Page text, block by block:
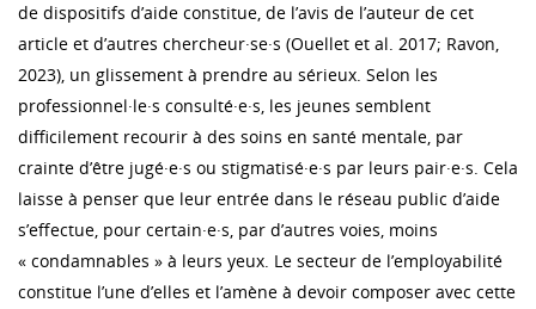
de dispositifs d’aide constitue, de l’avis de l’auteur de cet
article et d’autres chercheur·se·s (Ouellet et al. 2017; Ravon,
2023), un glissement à prendre au sérieux. Selon les
professionnel·le·s consulté·e·s, les jeunes semblent
difficilement recourir à des soins en santé mentale, par
crainte d’être jugé·e·s ou stigmatisé·e·s par leurs pair·e·s. Cela
laisse à penser que leur entrée dans le réseau public d’aide
s’effectue, pour certain·e·s, par d’autres voies, moins
« condamnables » à leurs yeux. Le secteur de l’employabilité
constitue l’une d’elles et l’amène à devoir composer avec cette